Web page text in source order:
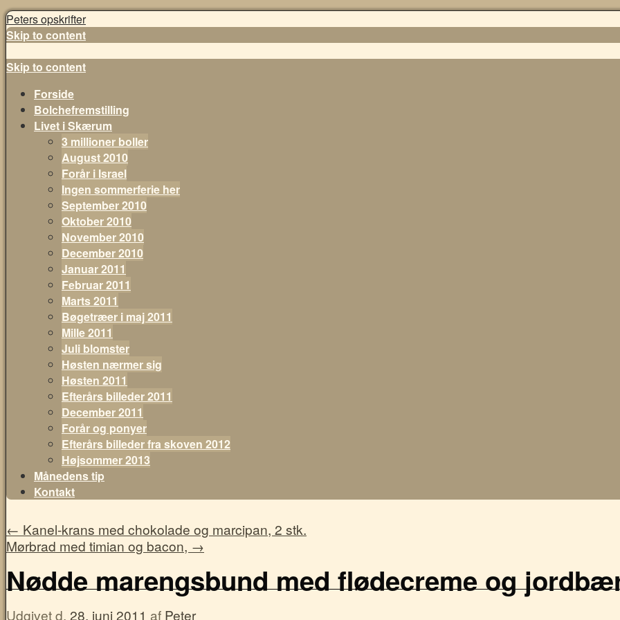
Peters opskrifter
Skip to content
Skip to content
Forside
Bolchefremstilling
Livet i Skærum
3 millioner boller
August 2010
Forår i Israel
Ingen sommerferie her
September 2010
Oktober 2010
November 2010
December 2010
Januar 2011
Februar 2011
Marts 2011
Bøgetræer i maj 2011
Mille 2011
Juli blomster
Høsten nærmer sig
Høsten 2011
Efterårs billeder 2011
December 2011
Forår og ponyer
Efterårs billeder fra skoven 2012
Højsommer 2013
Månedens tip
Kontakt
← Kanel-krans med chokolade og marcipan, 2 stk.
Mørbrad med timian og bacon, →
Nødde marengsbund med flødecreme og
Udgivet d. 28. juni 2011 af Peter